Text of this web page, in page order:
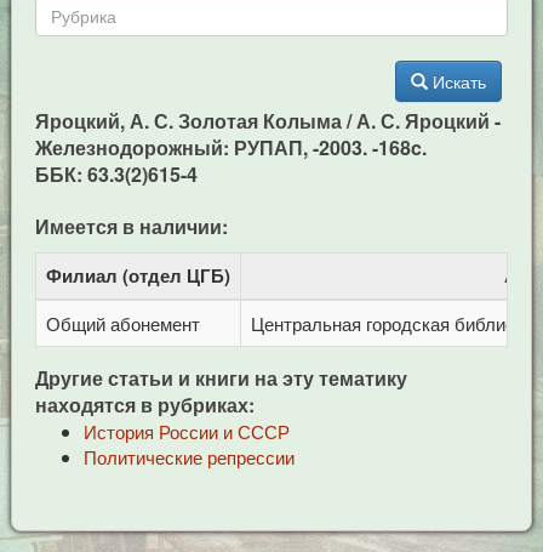
Искать
Яроцкий, А. С. Золотая Колыма / А. С. Яроцкий -
Железнодорожный: РУПАП, -2003. -168c.
ББК: 63.3(2)615-4
Имеется в наличии:
Филиал (отдел ЦГБ)
Общий абонемент Центральная городская
Другие статьи и книги на эту тематику
находятся в рубриках:
История России и СССР
Политические репрессии